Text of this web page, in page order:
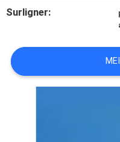
CONTACTEZ-
NOUVELLES
Surligner: